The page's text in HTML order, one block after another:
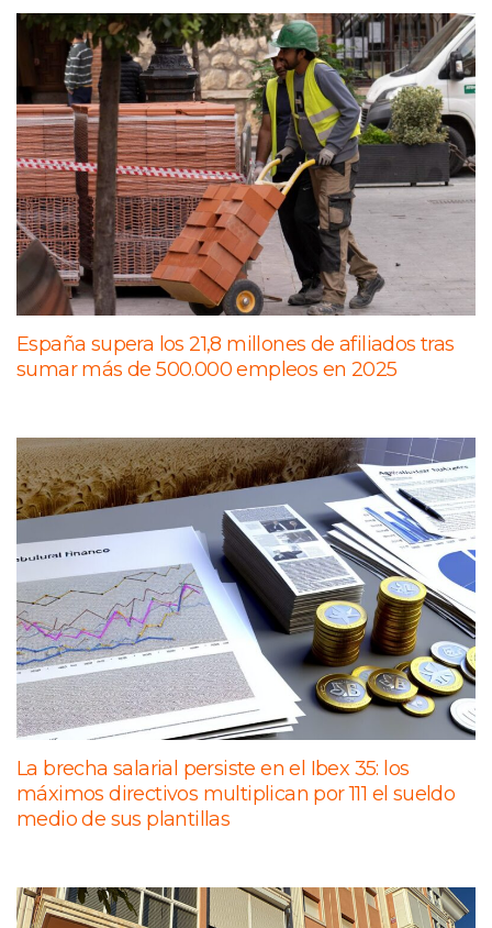
España supera los 21,8 millones de afiliados tras
sumar más de 500.000 empleos en 2025
La brecha salarial persiste en el Ibex 35: los
máximos directivos multiplican por 111 el sueldo
medio de sus plantillas